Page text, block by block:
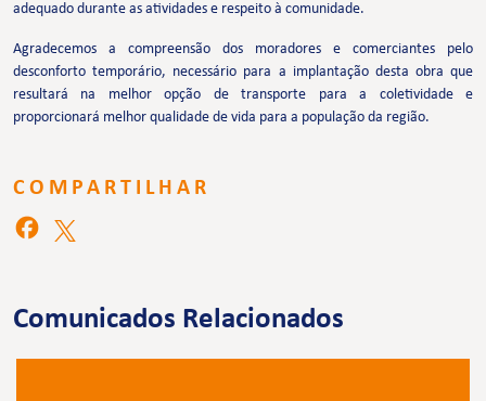
adequado durante as atividades e respeito à comunidade.
Agradecemos a compreensão dos moradores e comerciantes pelo
desconforto temporário, necessário para a implantação desta obra que
resultará na melhor opção de transporte para a coletividade e
proporcionará melhor qualidade de vida para a população da região.
COMPARTILHAR
Comunicados Relacionados